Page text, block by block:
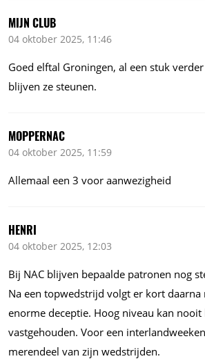
MIJN CLUB
04 oktober 2025, 11:46
Goed elftal Groningen, al een stuk
blijven ze steunen.
MOPPERNAC
04 oktober 2025, 11:59
Allemaal een 3 voor aanwezigheid
HENRI
04 oktober 2025, 12:03
Bij NAC blijven bepaalde patronen nog
Na een topwedstrijd volgt er kort daarna
enorme deceptie. Hoog niveau kan
vastgehouden. Voor een
merendeel van zijn wedstrijden.